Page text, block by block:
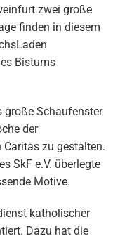
zwei große
finden in diesem
Bistums
große Schaufenster
der
Caritas zu gestalten.
SkF e.V. überlegte
Motive.
katholischer
Dazu hat die